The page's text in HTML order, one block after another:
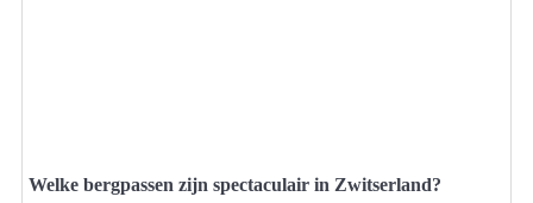
Welke bergpassen zijn spectaculair in Zwitserland?